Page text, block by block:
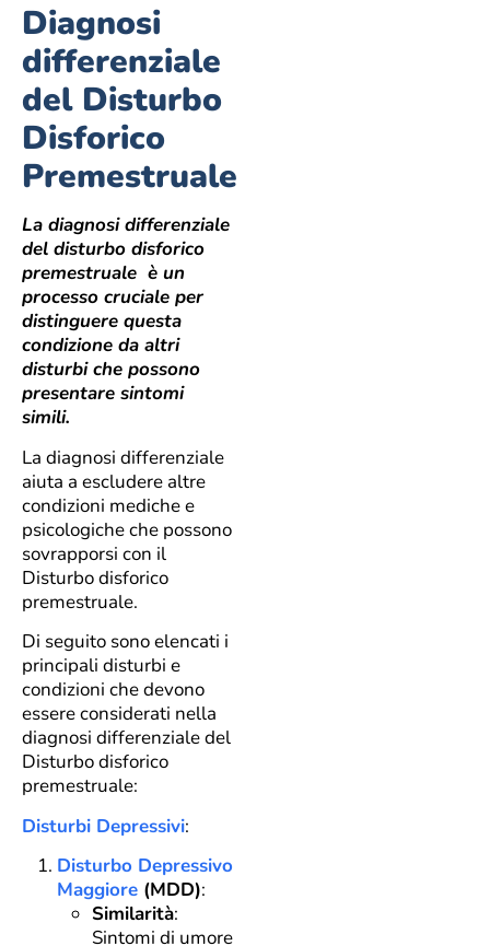
Diagnosi
differenziale
del Disturbo
Disforico
Premestruale
La diagnosi differenziale
del disturbo disforico
premestruale è un
processo cruciale per
distinguere questa
condizione da altri
disturbi che possono
presentare sintomi
simili.
La diagnosi differenziale
aiuta a escludere altre
condizioni mediche e
psicologiche che possono
sovrapporsi con il
Disturbo disforico
premestruale.
Di seguito sono elencati i
principali disturbi e
condizioni che devono
essere considerati nella
diagnosi differenziale del
Disturbo disforico
premestruale:
Disturbi Depressivi:
Disturbo Depressivo
Maggiore (MDD):
Similarità:
Sintomi di umore